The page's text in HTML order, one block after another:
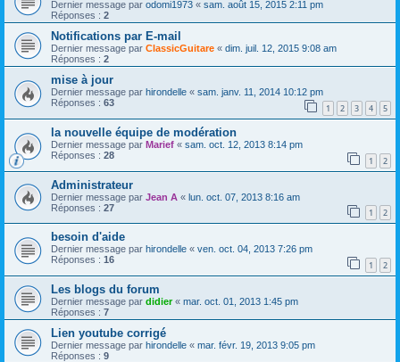
Dernier message par odomi1973 « sam. août 15, 2015 2:11 pm
Réponses : 2
Notifications par E-mail
Dernier message par ClassicGuitare « dim. juil. 12, 2015 9:08 am
Réponses : 2
mise à jour
Dernier message par hirondelle « sam. janv. 11, 2014 10:12 pm
Réponses : 63 1 2 3 4 5
la nouvelle équipe de modération
Dernier message par Marief « sam. oct. 12, 2013 8:14 pm
Réponses : 28 1 2
Administrateur
Dernier message par Jean A « lun. oct. 07, 2013 8:16 am
Réponses : 27 1 2
besoin d'aide
Dernier message par hirondelle « ven. oct. 04, 2013 7:26 pm
Réponses : 16 1 2
Les blogs du forum
Dernier message par didier« mar. oct. 01, 2013 1:45 pm
Réponses : 7
Lien youtube corrigé
Dernier message par hirondelle « mar. févr. 19, 2013 9:05 pm
Réponses : 9